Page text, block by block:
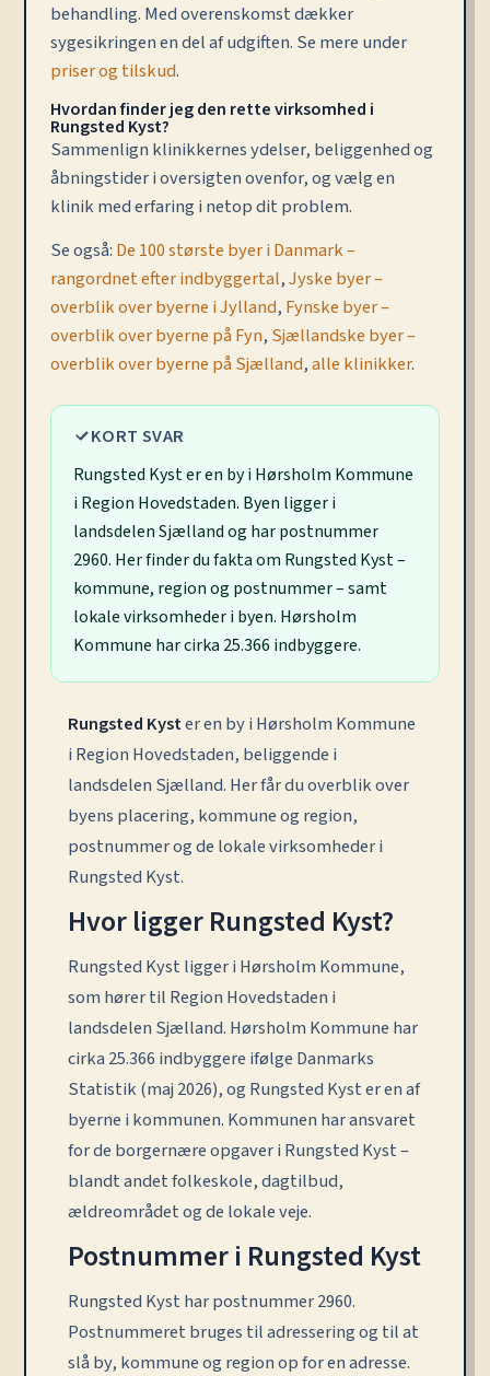
behandling. Med overenskomst dækker
sygesikringen en del af udgiften. Se mere under
priser og tilskud.
Hvordan finder jeg den rette virksomhed i
Rungsted Kyst?
Sammenlign klinikkernes ydelser, beliggenhed og
åbningstider i oversigten ovenfor, og vælg en
klinik med erfaring i netop dit problem.
Se også: De 100 største byer i Danmark –
rangordnet efter indbyggertal,Jyske byer –
overblik over byerne i Jylland, Fynske byer –
overblik over byerne på Fyn, Sjællandske byer –
overblik over byerne på Sjælland,alle klinikker.
KORT SVAR
Rungsted Kyst er en by i Hørsholm Kommune
i Region Hovedstaden. Byen ligger i
landsdelen Sjælland og har postnummer
2960. Her finder du fakta om Rungsted Kyst –
kommune, region og postnummer – samt
lokale virksomheder i byen. Hørsholm
Kommune har cirka 25.366 indbyggere.
Rungsted Kyster en by i Hørsholm Kommune
i Region Hovedstaden, beliggende i
landsdelen Sjælland. Her får du overblik over
byens placering, kommune og region,
postnummer og de lokale virksomheder i
Rungsted Kyst.
Hvor ligger Rungsted Kyst?
Rungsted Kyst ligger i Hørsholm Kommune,
som hører til Region Hovedstaden i
landsdelen Sjælland. Hørsholm Kommune har
cirka 25.366 indbyggere ifølge Danmarks
Statistik (maj 2026), og Rungsted Kyst er en af
byerne i kommunen. Kommunen har ansvaret
for de borgernære opgaver i Rungsted Kyst –
blandt andet folkeskole, dagtilbud,
ældreområdet og de lokale veje.
Postnummer i Rungsted Kyst
Rungsted Kyst har postnummer 2960.
Postnummeret bruges til adressering og til at
slå by, kommune og region op for en adresse.